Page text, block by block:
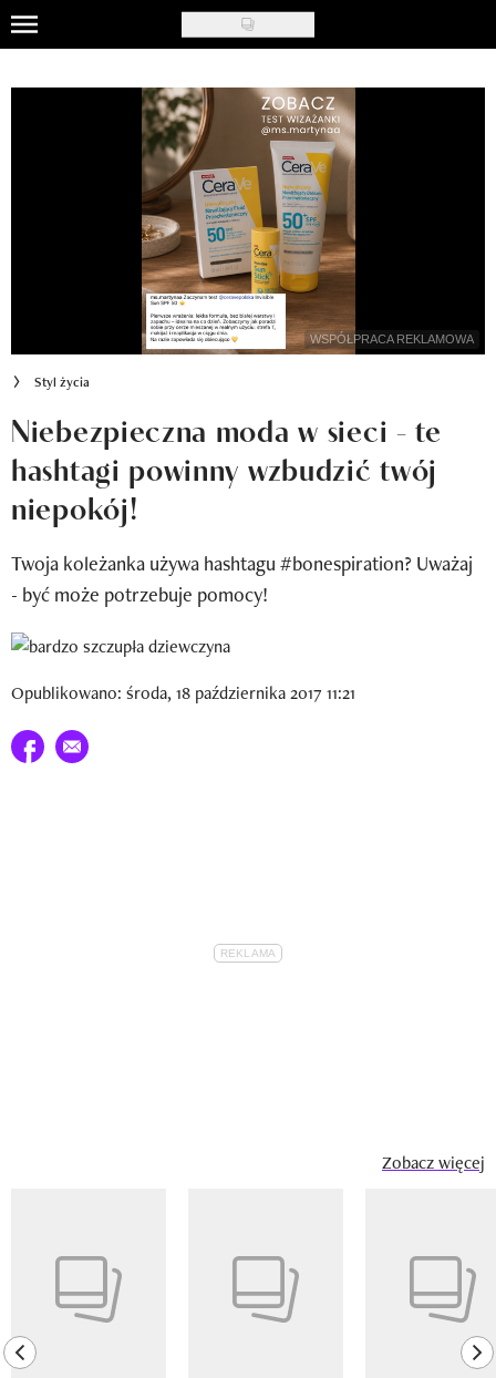
Skip
to
main
Newsy
Newsletter
Wizaz Summer Influ School
Mój profil / Zarejestruj się
WSPÓŁPRACA REKLAMOWA
Styl życia
Niebezpieczna moda w sieci - te
hashtagi powinny wzbudzić twój
niepokój!
Twoja koleżanka używa hashtagu #bonespiration? Uważaj
- być może potrzebuje pomocy!
Opublikowano: środa, 18 października 2017 11:21
Udostępnij na facebook
E-mail do przyjaciela
Zobacz więcej
previous element